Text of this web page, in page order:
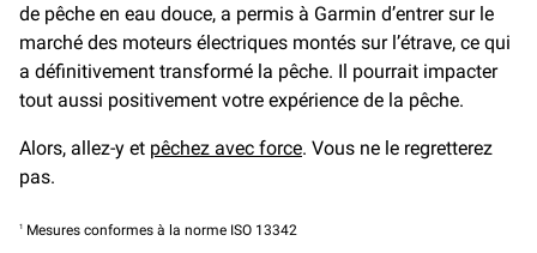
de pêche en eau douce, a permis à Garmin d’entrer sur le
marché des moteurs électriques montés sur l’étrave, ce qui
a définitivement transformé la pêche. Il pourrait impacter
tout aussi positivement votre expérience de la pêche.
Alors, allez-y et pêchez avec force. Vous ne le regretterez
pas.
1 Mesures conformes à la norme ISO 13342